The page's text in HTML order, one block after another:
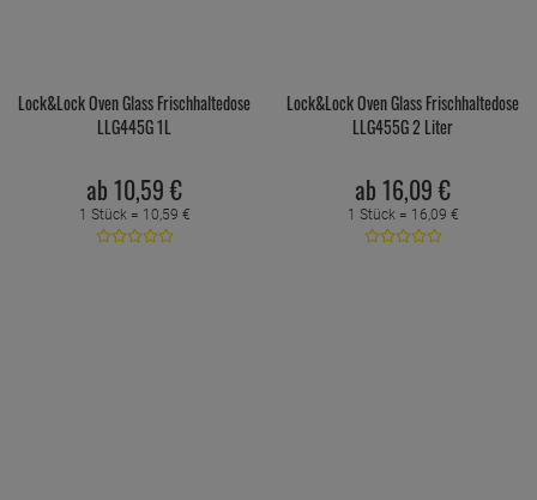
Lock&Lock Oven Glass Frischhaltedose
LLG445G 1L
ab 10,59 €
1 Stück = 10,59 €
Lock&Lock Oven Glass Frischhaltedose
LLG455G 2 Liter
ab 16,09 €
1 Stück = 16,09 €